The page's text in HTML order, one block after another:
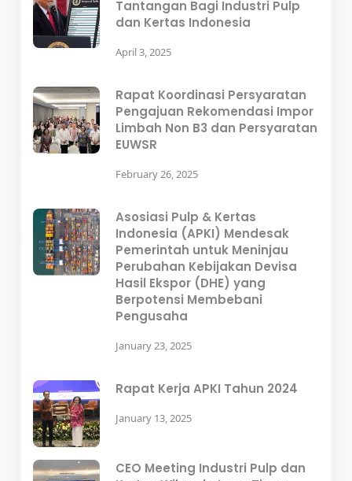
Tantangan Bagi Industri Pulp
dan Kertas Indonesia
April 3, 2025
Rapat Koordinasi Persyaratan
Pengajuan Rekomendasi Impor
Limbah Non B3 dan Persyaratan
EUWSR
February 26, 2025
Asosiasi Pulp & Kertas
Indonesia (APKI) Mendesak
Pemerintah untuk Meninjau
Perubahan Kebijakan Devisa
Hasil Ekspor (DHE) yang
Berpotensi Membebani
Pengusaha
January 23, 2025
Rapat Kerja APKI Tahun 2024
January 13, 2025
CEO Meeting Industri Pulp dan